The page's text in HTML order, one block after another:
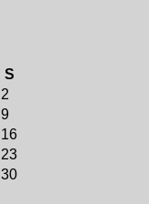
S
2
9
16
23
30